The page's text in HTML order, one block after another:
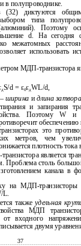
в полупроводнике.
(32) диктуются
типа
Поэтому
d. На сегодня
межатомных
использовать
МДП-транзистора
дS/d = ε0εд WL/d,
–ширина и длина затвора
и запирания
Поэтому W
обеспечению
это
метров, чем
плотность тока
является
столь
канала в
на МДП-
L.
такжеудельная
МДП
от входного
двумя
37